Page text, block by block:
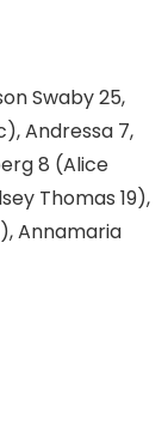
Swaby 25,
Andressa 7,
8 (Alice
Thomas 19),
Annamaria